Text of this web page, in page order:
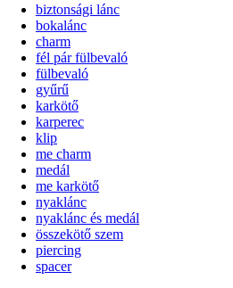
biztonsági lánc
bokalánc
charm
fél pár fülbevaló
fülbevaló
gyűrű
karkötő
karperec
klip
me charm
medál
me karkötő
nyaklánc
nyaklánc és medál
összekötő szem
piercing
spacer